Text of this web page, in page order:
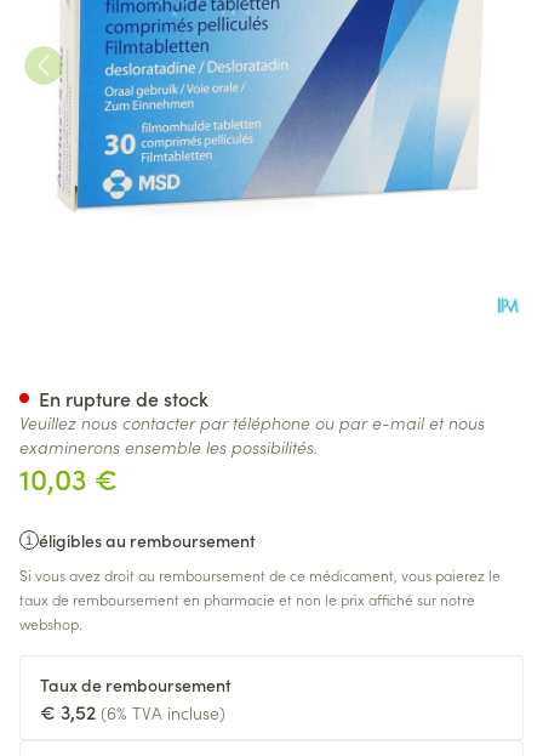
10,03 €
éligibles au remboursement
Si vous avez droit au remboursement de ce médicament, vous paierez le
taux de remboursement en pharmacie et non le prix affiché sur notre
webshop.
Taux de remboursement
€ 3,52 (6% TVA incluse)
En rupture de stock
Veuillez nous contacter par téléphone ou par e-mail et nous
examinerons ensemble les possibilités.